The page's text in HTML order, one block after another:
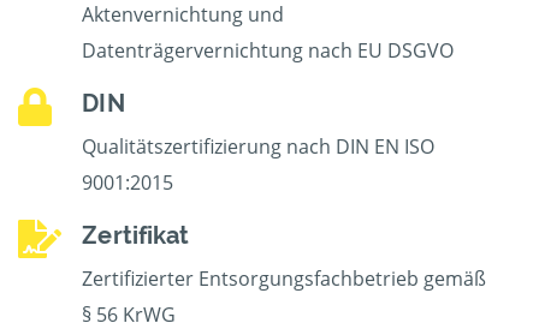
Aktenvernichtung und
Datenträgervernichtung nach EU DSGVO
DIN
Qualitätszertifizierung nach DIN EN ISO
9001:2015
Zertifikat
Zertifizierter Entsorgungsfachbetrieb gemäß
§ 56 KrWG